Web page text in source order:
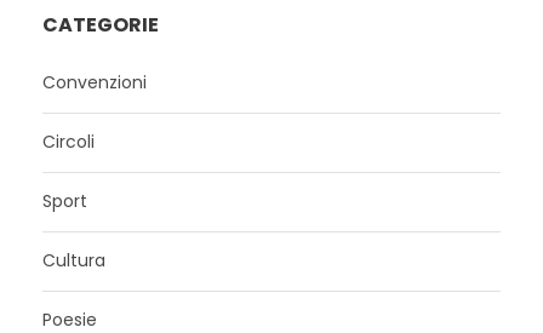
CATEGORIE
Convenzioni
Circoli
Sport
Cultura
Poesie